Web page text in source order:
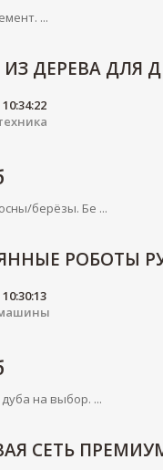
...
ДЕРЕВА ДЛЯ
берёзы. Бе ...
РОБОТЫ
на выбор. ...
СЕТЬ